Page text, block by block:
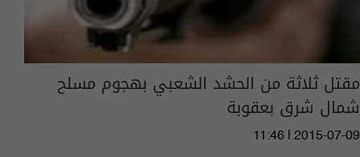
مقتل ثلاثة من الحشد الشعبي بهجوم مسلح
شمال شرق بعقوبة
11:46 | 2015-07-09